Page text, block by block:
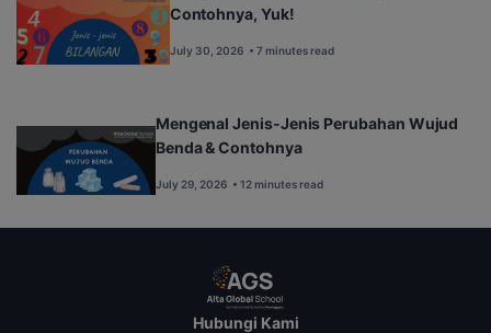
Contohnya, Yuk!
July 30, 2026 • 7 minutes read
Mengenal Jenis-Jenis Perubahan Wujud
Benda & Contohnya
July 29, 2026 • 12 minutes read
Hubungi Kami